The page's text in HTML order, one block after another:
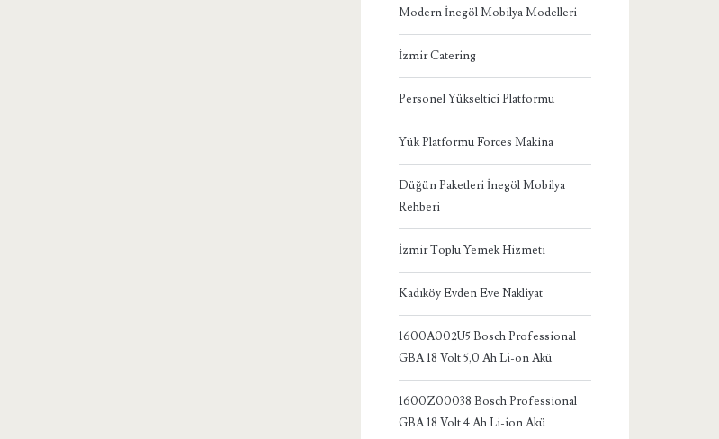
Modern İnegöl Mobilya Modelleri
İzmir Catering
Personel Yükseltici Platformu
Yük Platformu Forces Makina
Düğün Paketleri İnegöl Mobilya
Rehberi
İzmir Toplu Yemek Hizmeti
Kadıköy Evden Eve Nakliyat
1600A002U5 Bosch Professional
GBA 18 Volt 5,0 Ah Li-on Akü
1600Z00038 Bosch Professional
GBA 18 Volt 4 Ah Li-ion Akü